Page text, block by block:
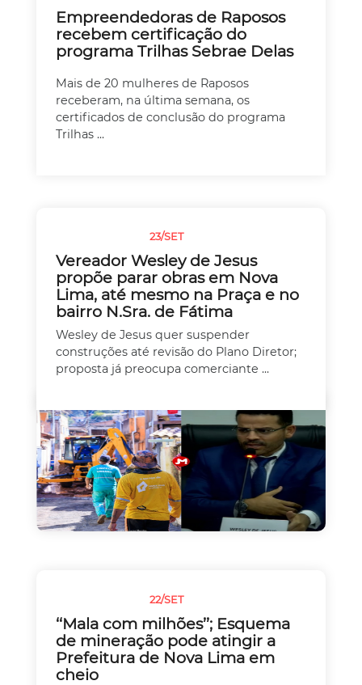
Empreendedoras de Raposos
recebem certificação do
programa Trilhas Sebrae Delas
Mais de 20 mulheres de Raposos
receberam, na última semana, os
certificados de conclusão do programa
Trilhas ...
23/SET
Vereador Wesley de Jesus
propõe parar obras em Nova
Lima, até mesmo na Praça e no
bairro N.Sra. de Fátima
Wesley de Jesus quer suspender
construções até revisão do Plano Diretor;
proposta já preocupa comerciante ...
22/SET
‘‘Mala com milhões’’; Esquema
de mineração pode atingir a
Prefeitura de Nova Lima em
cheio